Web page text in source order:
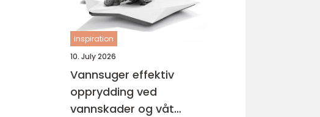
inspiration
10. July 2026
Vannsuger effektiv
opprydding ved
vannskader og våt